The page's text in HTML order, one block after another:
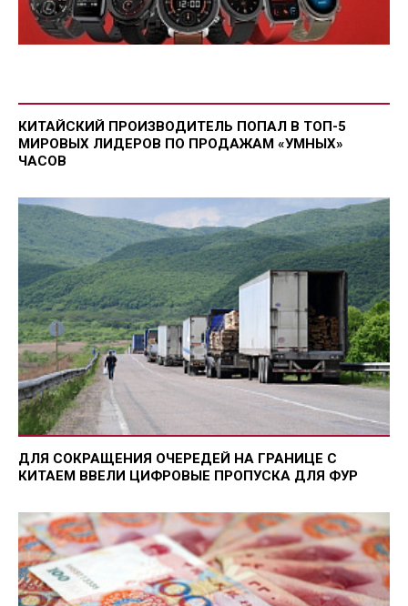
КИТАЙСКИЙ ПРОИЗВОДИТЕЛЬ ПОПАЛ В ТОП-5
МИРОВЫХ ЛИДЕРОВ ПО ПРОДАЖАМ «УМНЫХ»
ЧАСОВ
ДЛЯ СОКРАЩЕНИЯ ОЧЕРЕДЕЙ НА ГРАНИЦЕ С
КИТАЕМ ВВЕЛИ ЦИФРОВЫЕ ПРОПУСКА ДЛЯ ФУР